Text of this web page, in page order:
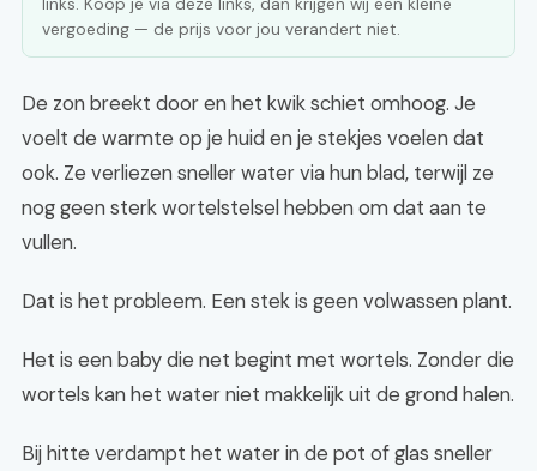
vergoeding — de prijs voor jou verandert niet.
De zon breekt door en het kwik schiet omhoog. Je
voelt de warmte op je huid en je stekjes voelen dat
ook. Ze verliezen sneller water via hun blad, terwijl ze
nog geen sterk wortelstelsel hebben om dat aan te
vullen.
Dat is het probleem. Een stek is geen volwassen plant.
Het is een baby die net begint met wortels. Zonder die
wortels kan het water niet makkelijk uit de grond halen.
Bij hitte verdampt het water in de pot of glas sneller